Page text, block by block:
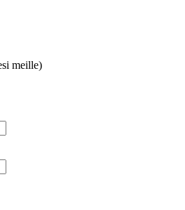
meille)